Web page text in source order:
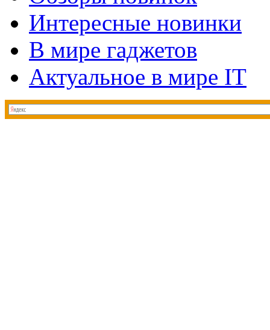
Интересные новинки
В мире гаджетов
Актуальное в мире IT